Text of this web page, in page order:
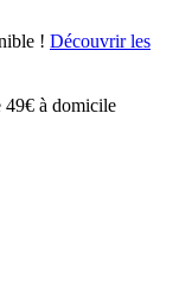
! Découvrir les
49€ à domicile